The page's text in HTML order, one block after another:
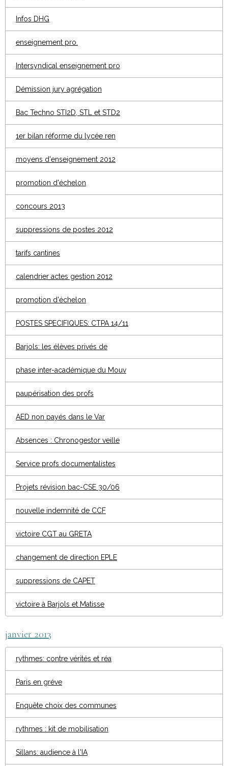
Infos DHG
enseignement pro.
Intersyndical enseignement pro
Démission jury agrégation
Bac Techno STI2D, STL et STD2
1er bilan réforme du lycée ren
moyens d'enseignement 2012
promotion d'échelon
concours 2013
suppressions de postes 2012
tarifs cantines
calendrier actes gestion 2012
promotion d'échelon
POSTES SPECIFIQUES: CTPA 14/11
Barjols: les élèves privés de
phase inter-académique du Mouv
paupérisation des profs
AED non payés dans le Var
Absences : Chronogestor veille
Service profs documentalistes
Projets révision bac-CSE 30/06
nouvelle indemnité de CCF
victoire CGT au GRETA
changement de direction EPLE
suppressions de CAPET
victoire à Barjols et Matisse
janvier 2013
rythmes: contre vérités et réa
Paris en gréve
Enquête choix des communes
rythmes : kit de mobilisation
Sillans: audience à l'IA